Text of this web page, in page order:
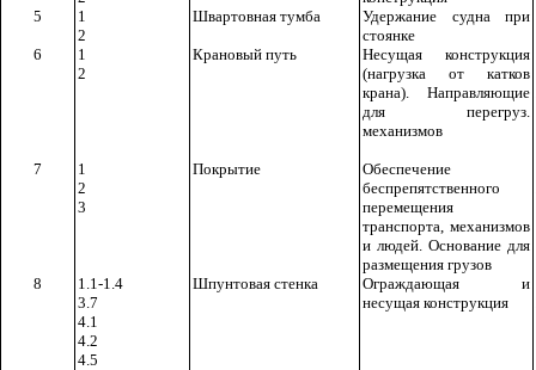
5
1
2
Швартовная тумба
Удержание судна при
стоянке
6
1
2
Крановый путь
Несущая конструкция
(нагрузка от катков
крана). Направляющие
для перегруз.
механизмов
7
1
2
3
Покрытие
Обеспечение
беспрепятственного
перемещения
транспорта, механизмов
и людей. Основание для
размещения грузов
8
1.1-1.4
3.7
4.1
4.2
4.5
Шпунтовая стенка
Ограждающая и
несущая конструкция